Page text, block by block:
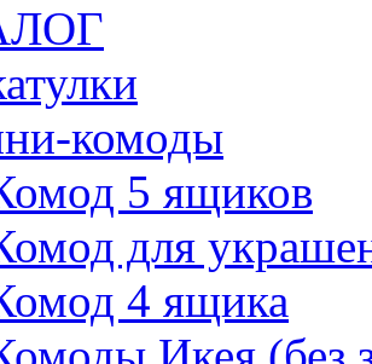
комоды
5 ящиков
для
4 ящика